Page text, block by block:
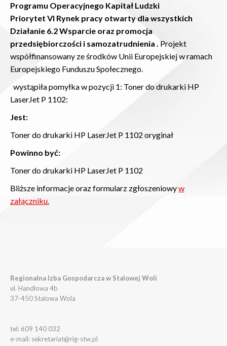
Programu Operacyjnego Kapitał Ludzki
Priorytet VI Rynek pracy otwarty dla wszystkich
Działanie 6.2 Wsparcie oraz promocja
przedsiębiorczości i samozatrudnienia . Projekt
współfinansowany ze środków Unii Europejskiej w ramach
Europejskiego Funduszu Społecznego.
wystąpiła pomyłka w pozycji 1: Toner do drukarki HP
LaserJet P 1102:
Jest:
Toner do drukarki HP LaserJet P 1102 oryginał
Powinno być:
Toner do drukarki HP LaserJet P 1102
Bliższe informacje oraz formularz zgłoszeniowyw
załączniku.
Regionalna Izba Gospodarcza w Stalowej Woli
ul. Handlowa 4b
37-450 Stalowa Wola
tel: 609 140 032
e-mail: sekretariat@rig-stw.pl